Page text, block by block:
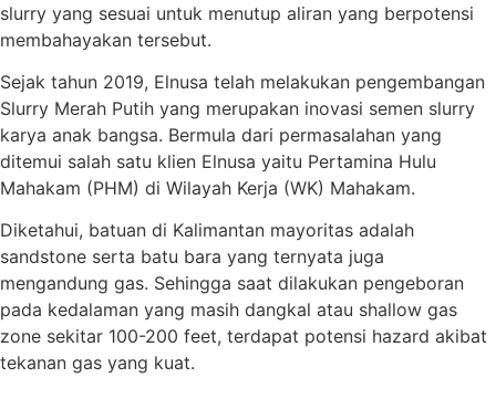
slurry yang sesuai untuk menutup aliran yang berpotensi
membahayakan tersebut.
Sejak tahun 2019, Elnusa telah melakukan pengembangan
Slurry Merah Putih yang merupakan inovasi semen slurry
karya anak bangsa. Bermula dari permasalahan yang
ditemui salah satu klien Elnusa yaitu Pertamina Hulu
Mahakam (PHM) di Wilayah Kerja (WK) Mahakam.
Diketahui, batuan di Kalimantan mayoritas adalah
sandstone serta batu bara yang ternyata juga
mengandung gas. Sehingga saat dilakukan pengeboran
pada kedalaman yang masih dangkal atau shallow gas
zone sekitar 100-200 feet, terdapat potensi hazard akibat
tekanan gas yang kuat.